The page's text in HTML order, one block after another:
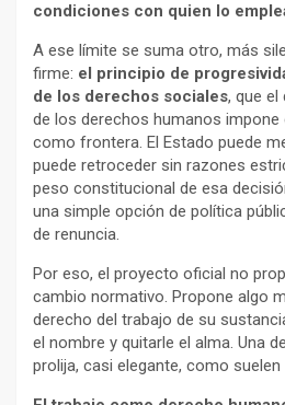
condiciones con quien lo
A ese límite se suma otro, más
firme: el principio de
de los derechos sociales, que el
de los derechos humanos impone
como frontera. El Estado puede
puede retroceder sin razones
peso constitucional de esa
una simple opción de política
de renuncia.
Por eso, el proyecto oficial no
cambio normativo. Propone algo
derecho del trabajo de su
el nombre y quitarle el alma. Una
prolija, casi elegante, como